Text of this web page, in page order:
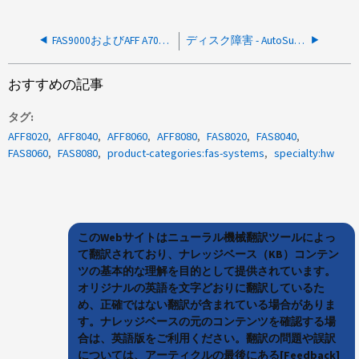
FAS9000およびAFF A700でのブート時にDIMMがマッピングされ、エラー0x30が発生しました ディスク障害 - AutoSupport メッセージ
おすすめの記事
タグ
AFF8020
AFF8040 AFF8060 AFF8080 FAS8020
FAS8040
FAS8060
FAS8080 product-categories:fas-systems specialty:hw
このWebサイトはニューラル機械翻訳ツールによっ
て翻訳されており、ナレッジベース（KB）コンテン
ツの基本的な理解を目的として提供されています。
オリジナルの英語を文字どおりに翻訳しているた
め、正確ではない翻訳が含まれている場合がありま
す。ナレッジベースの元のコンテンツを確認する場
合は、英語版をご利用ください。翻訳の問題や誤訳
については、アーティクルの最後にある[Feedback]